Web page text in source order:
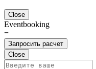
Close
Eventbooking
=
Запросить расчет
Close